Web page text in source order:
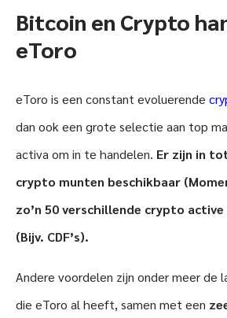
Bitcoin en Crypto
eToro
eToro is een constant evoluerende
dan ook een grote selectie aan top
activa om in te handelen. Er zijn in
crypto munten beschikbaar
zo’n 50 verschillende crypto
(Bijv. CDF’s).
Andere voordelen zijn onder meer de
die eToro al heeft, samen met een